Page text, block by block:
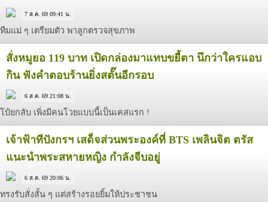
7 ส.ค. 69 09:41 น.
ทีมแม่ ๆ เตรียมตัว พาลูกตรวจสุขภาพ
สั่งหมูยอ 119 บาท เปิดกล่องมาแทบขยี้ตา นึกว่าใครแอบ
กิน ฟังคำตอบร้านยิ่งสตั๊นอีกรอบ
6 ส.ค. 69 21:08 น.
โบ้ยกลับ เพิ่งมีคนโวยแบบนี้เป็นเคสแรก !
เจ้าฟ้าทีปังกรฯ เสด็จส่วนพระองค์ที่ BTS เพลินจิต ตรัส
แนะนำพระสหายหญิง กำลังจีบอยู่
6 ส.ค. 69 20:06 น.
ทรงรับสั่งสั้น ๆ แต่สร้างรอยยิ้มให้ประชาชน